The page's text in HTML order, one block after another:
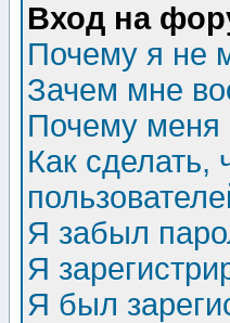
Вход на
Почему я не
Зачем мне
Почему меня
Как сделать,
Я забыл
Я
Я был